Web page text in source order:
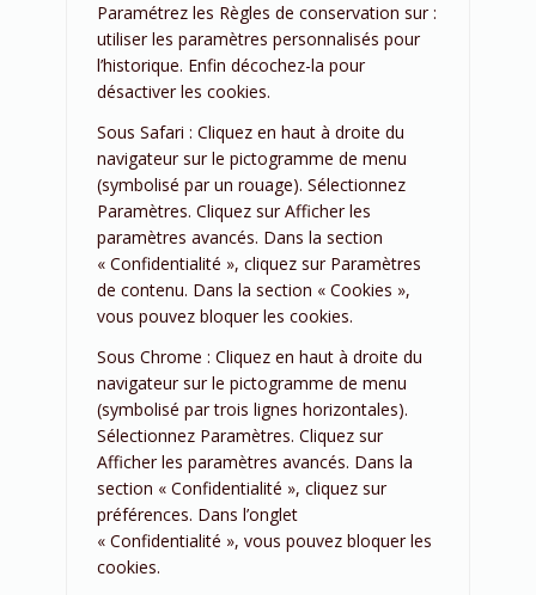
Paramétrez les Règles de conservation sur :
utiliser les paramètres personnalisés pour
l’historique. Enfin décochez-la pour
désactiver les cookies.
Sous Safari : Cliquez en haut à droite du
navigateur sur le pictogramme de menu
(symbolisé par un rouage). Sélectionnez
Paramètres. Cliquez sur Afficher les
paramètres avancés. Dans la section
« Confidentialité », cliquez sur Paramètres
de contenu. Dans la section « Cookies »,
vous pouvez bloquer les cookies.
Sous Chrome : Cliquez en haut à droite du
navigateur sur le pictogramme de menu
(symbolisé par trois lignes horizontales).
Sélectionnez Paramètres. Cliquez sur
Afficher les paramètres avancés. Dans la
section « Confidentialité », cliquez sur
préférences. Dans l’onglet
« Confidentialité », vous pouvez bloquer les
cookies.